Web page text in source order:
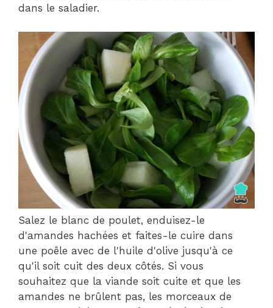
dans le saladier.
Salez le blanc de poulet, enduisez-le
d'amandes hachées et faites-le cuire dans
une poêle avec de l'huile d'olive jusqu'à ce
qu'il soit cuit des deux côtés. Si vous
souhaitez que la viande soit cuite et que les
amandes ne brûlent pas, les morceaux de